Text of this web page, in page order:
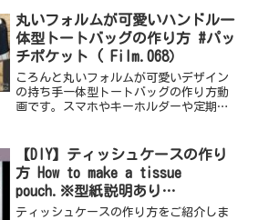
ップしておきます。現在販売はしていな
いので投稿だけですみませ...
丸いフォルムが可愛いハンドル一
体型トートバッグの作り方 #パッ
チポケット ( Film.068）
ころんと丸いフォルムが可愛いデザイン
の持ち手一体型トートバッグの作り方動
画です。スマホやキーホルダーや定期を
トはロックミシンを使わずにきれいに仕
上がる簡単な縫い方です。...
【DIY】ティッシュケースの作り
方 How to make a tissue
pouch.※型紙説明あり
（Film.004）
ティッシュケースの作り方をご紹介しま